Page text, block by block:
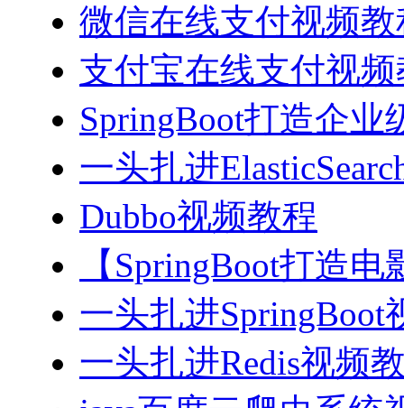
微信在线支付视频教
支付宝在线支付视
SpringBoot打造企业
一头扎进
Dubbo视频教程
【SpringBoot打造
一头扎进SpringBoot
一头扎进Redis视频